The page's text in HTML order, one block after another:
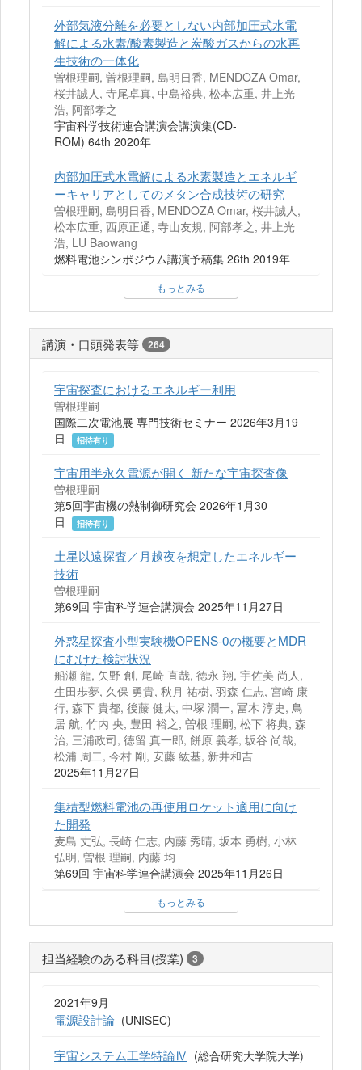
外部気液分離を必要としない内部加圧式水電
解による水素/酸素製造と炭酸ガスからの水再
生技術の一体化
曽根理嗣, 曽根理嗣, 島明日香, MENDOZA Omar,
桜井誠人, 寺尾卓真, 中島裕典, 松本広重, 井上光
浩, 阿部孝之
宇宙科学技術連合講演会講演集(CD-
ROM) 64th 2020年
内部加圧式水電解による水素製造とエネルギ
ーキャリアとしてのメタン合成技術の研究
曽根理嗣, 島明日香, MENDOZA Omar, 桜井誠人,
松本広重, 西原正通, 寺山友規, 阿部孝之, 井上光
浩, LU Baowang
燃料電池シンポジウム講演予稿集 26th 2019年
もっとみる
講演・口頭発表等 264
宇宙探査におけるエネルギー利用
曽根理嗣
国際二次電池展 専門技術セミナー 2026年3月19
日
招待有り
宇宙用半永久電源が開く 新たな宇宙探査像
曽根理嗣
第5回宇宙機の熱制御研究会 2026年1月30
日
招待有り
土星以遠探査／月越夜を想定したエネルギー
技術
曽根理嗣
第69回 宇宙科学連合講演会 2025年11月27日
外惑星探査小型実験機OPENS-0の概要とMDR
にむけた検討状況
船瀬 龍, 矢野 創, 尾崎 直哉, 徳永 翔, 宇佐美 尚人,
生田歩夢, 久保 勇貴, 秋月 祐樹, 羽森 仁志, 宮崎 康
行, 森下 貴都, 後藤 健太, 中塚 潤一, 冨木 淳史, 鳥
居 航, 竹内 央, 豊田 裕之, 曽根 理嗣, 松下 将典, 森
治, 三浦政司, 徳留 真一郎, 餅原 義孝, 坂谷 尚哉,
松浦 周二, 今村 剛, 安藤 紘基, 新井和吉
2025年11月27日
集積型燃料電池の再使用ロケット適用に向け
た開発
麦島 丈弘, 長崎 仁志, 内藤 秀晴, 坂本 勇樹, 小林
弘明, 曽根 理嗣, 内藤 均
第69回 宇宙科学連合講演会 2025年11月26日
もっとみる
担当経験のある科目(授業) 3
2021年9月
電源設計論 (UNISEC)
宇宙システム工学特論Ⅳ (総合研究大学院大学)